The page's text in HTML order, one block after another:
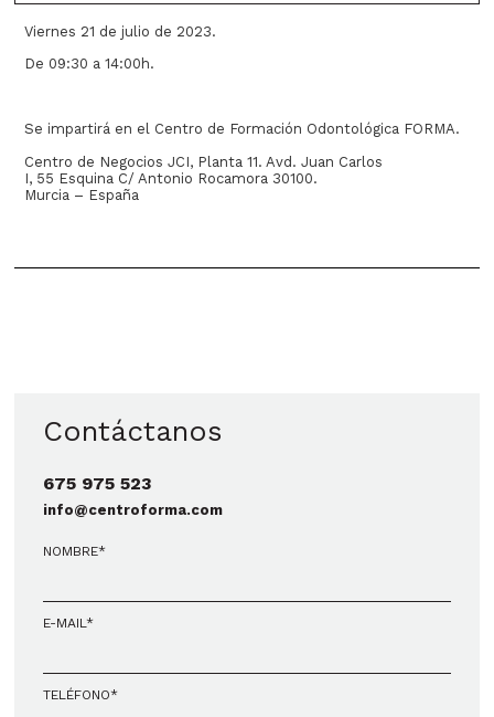
Viernes 21 de julio de 2023.
De 09:30 a 14:00h.
Se impartirá en el Centro de Formación Odontológica FORMA.
Centro de Negocios JCI, Planta 11. Avd. Juan Carlos
I, 55 Esquina C/ Antonio Rocamora 30100.
Murcia – España
Contáctanos
675 975 523
info@centroforma.com
NOMBRE*
E-MAIL*
TELÉFONO*